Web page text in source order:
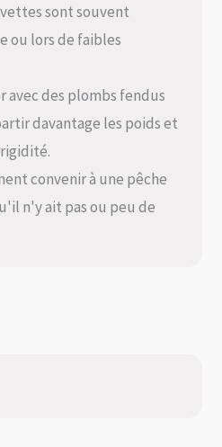
sont souvent
ou lors de faibles
des plombs fendus
davantage les poids et
convenir à une pêche
n'y ait pas ou peu de